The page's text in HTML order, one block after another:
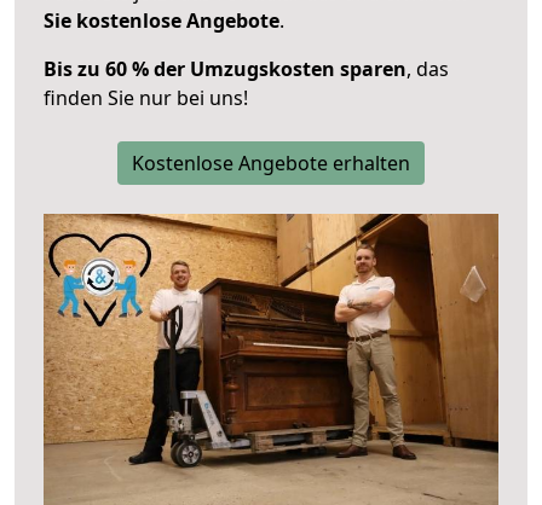
Sie kostenlose Angebote.
Bis zu 60 % der Umzugskosten sparen, das
finden Sie nur bei uns!
Kostenlose Angebote erhalten